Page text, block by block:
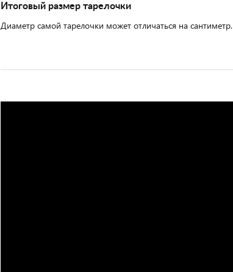
Итоговый размер тарелочки
Диаметр самой тарелочки может отличаться на сантиметр.